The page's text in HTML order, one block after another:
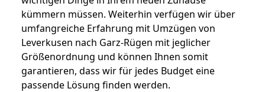
kümmern müssen. Weiterhin verfügen wir über
umfangreiche Erfahrung mit Umzügen von
Leverkusen nach Garz-Rügen mit jeglicher
Größenordnung und können Ihnen somit
garantieren, dass wir für jedes Budget eine
passende Lösung finden werden.